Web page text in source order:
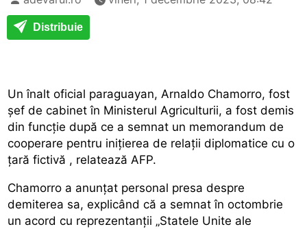
Distribuie
Un înalt oficial paraguayan, Arnaldo Chamorro, fost
șef de cabinet în Ministerul Agriculturii, a fost demis
din funcție după ce a semnat un memorandum de
cooperare pentru inițierea de relații diplomatice cuo
țară fictivă , relatează AFP.
Chamorro a anunțat personal presa despre
demiterea sa, explicând că a semnat în octombrie
un acord cu reprezentanții „Statele Unite ale